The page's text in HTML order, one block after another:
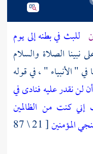
للبث في بطنه إلى يوم
نبينا الصلاة والسلام
" الأنبياء " ، في قوله
لن نقدر عليه فنادى في
كنت من الظالمين
المؤمنين
[ 21 \ 87